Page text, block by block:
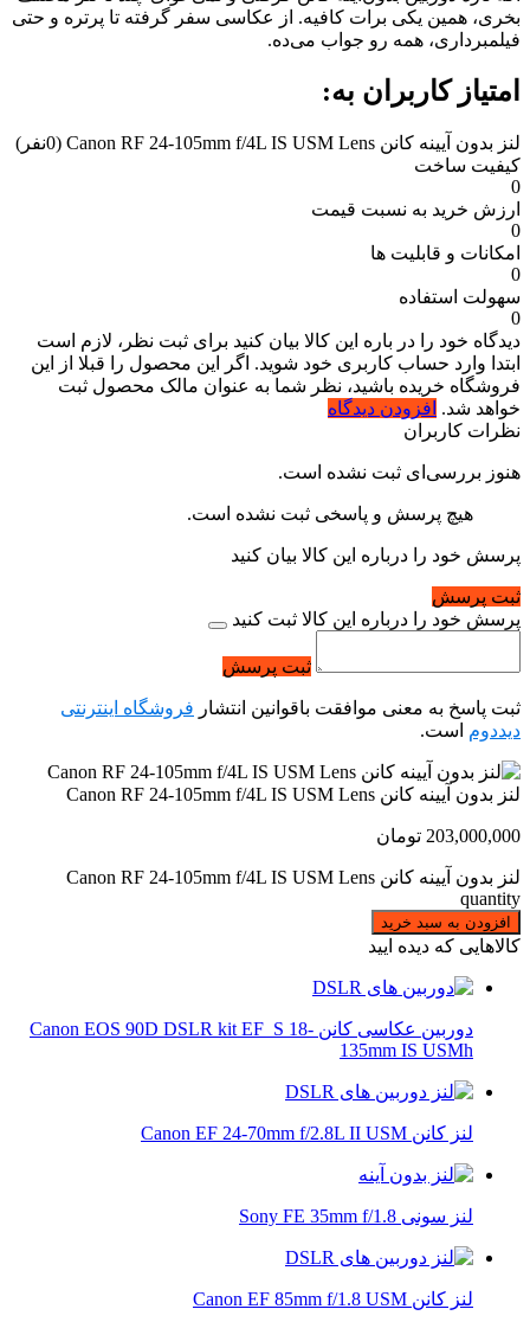
بخری، همین یکی برات کافیه. از عکاسی سفر گرفته تا پرتره و حتی
فیلمبرداری، همه رو جواب می‌ده.
امتیاز کاربران به:
لنز بدون آیینه کانن Canon RF 24-105mm f/4L IS USM Lens
(0نفر)
کیفیت ساخت
0
ارزش خرید به نسبت قیمت
0
امکانات و قابلیت ها
0
سهولت استفاده
0
دیدگاه خود را در باره این کالا بیان کنید برای ثبت نظر، لازم است
ابتدا وارد حساب کاربری خود شوید. اگر این محصول را قبلا از این
فروشگاه خریده باشید، نظر شما به عنوان مالک محصول ثبت
خواهد شد. افزودن دیدگاه
نظرات کاربران
هنوز بررسی‌ای ثبت نشده است.
هیچ پرسش و پاسخی ثبت نشده است.
پرسش خود را درباره این کالا بیان کنید
ثبت پرسش
پرسش خود را درباره این کالا ثبت کنید
ثبت پرسش
ثبت پاسخ به معنی موافقت باقوانین انتشار فروشگاه اینترنتی
دیددوم است.
لنز بدون آیینه کانن Canon RF 24-105mm f/4L IS USM Lens
203,000,000 تومان
لنز بدون آیینه کانن Canon RF 24-105mm f/4L IS USM Lens
quantity
افزودن به سبد خرید
کالاهایی که دیده ایید
دوربین عکاسی کانن Canon EOS 90D DSLR kit EF_S 18-
135mm IS USMh
لنز کانن Canon EF 24-70mm f/2.8L II USM
لنز سونی Sony FE 35mm f/1.8
لنز کانن Canon EF 85mm f/1.8 USM